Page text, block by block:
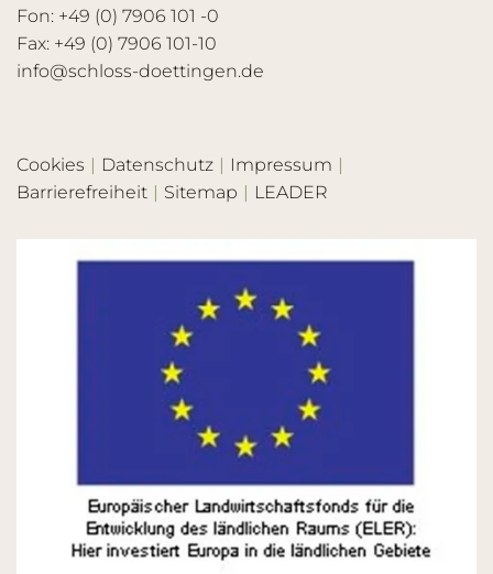
Fon: +49 (0) 7906 101 -0
Fax: +49 (0) 7906 101-10
info@schloss-doettingen.de
Cookies Datenschutz
Impressum
Barrierefreiheit
Sitemap LEADER